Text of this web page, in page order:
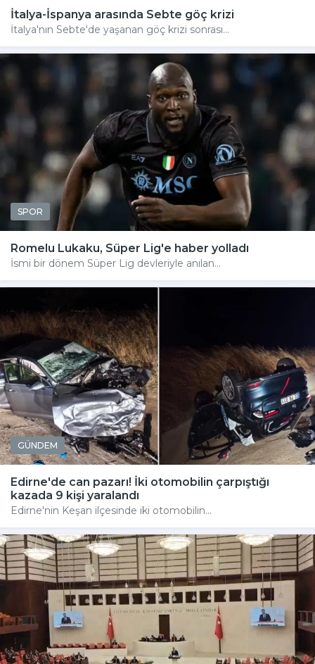
İtalya-İspanya arasında Sebte göç krizi
İtalya'nın Sebte'de yaşanan göç krizi sonrası...
SPOR
Romelu Lukaku, Süper Lig'e haber yolladı
İsmi bir dönem Süper Lig devleriyle anılan...
GÜNDEM
Edirne'de can pazarı! İki otomobilin çarpıştığı
kazada 9 kişi yaralandı
Edirne'nin Keşan ilçesinde iki otomobilin...